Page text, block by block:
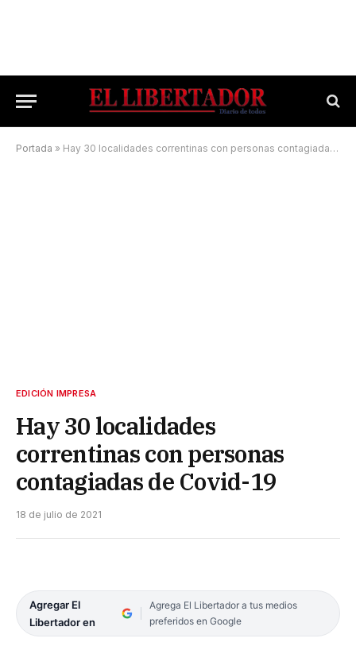
Portada » Hay 30 localidades correntinas con personas contagiadas de Covid-19
EDICIÓN IMPRESA
Hay 30 localidades
correntinas con personas
contagiadas de Covid-19
18 de julio de 2021
Agregar El
Libertador en
Agrega El Libertador a tus medios
preferidos en Google